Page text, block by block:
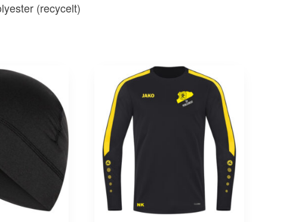
(recycelt)
Produkt
weist
mehrere
Varianten
auf.
Die
Optionen
können